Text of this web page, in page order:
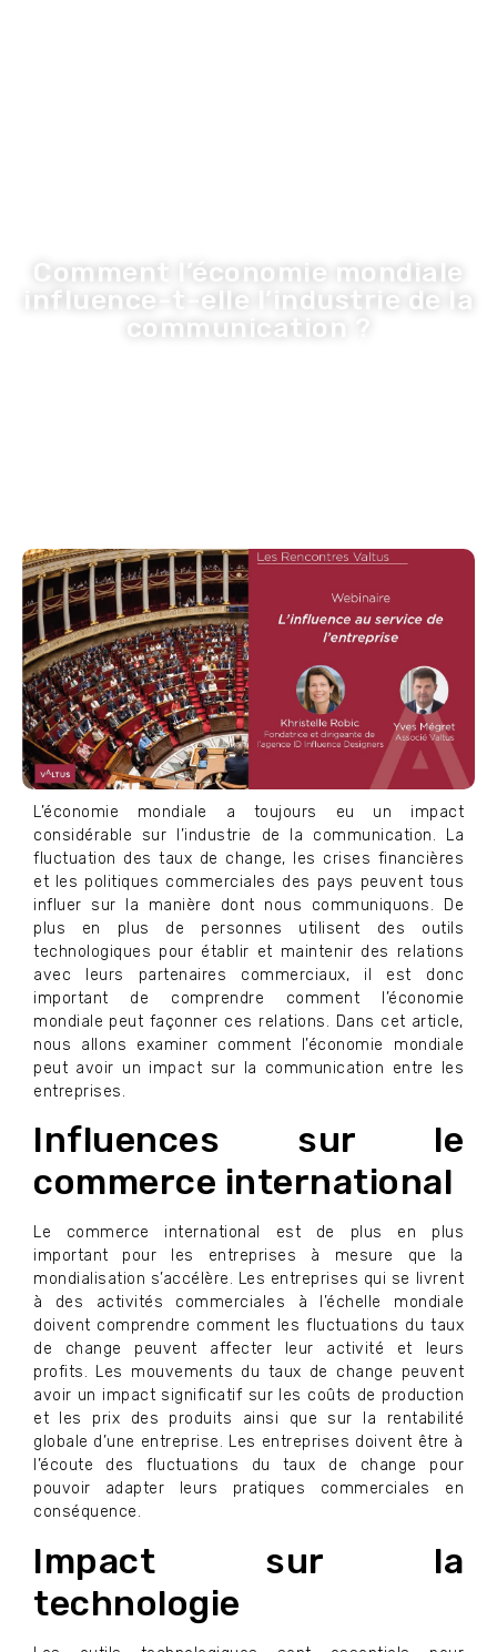
Comment l’économie mondiale
influence-t-elle l’industrie de la
communication ?
L’économie mondiale a toujours eu un impact
considérable sur l’industrie de la communication. La
fluctuation des taux de change, les crises financières
et les politiques commerciales des pays peuvent tous
influer sur la manière dont nous communiquons. De
plus en plus de personnes utilisent des outils
technologiques pour établir et maintenir des relations
avec leurs partenaires commerciaux, il est donc
important de comprendre comment l’économie
mondiale peut façonner ces relations. Dans cet article,
nous allons examiner comment l’économie mondiale
peut avoir un impact sur la communication entre les
entreprises.
Influences sur le
commerce international
Le commerce international est de plus en plus
important pour les entreprises à mesure que la
mondialisation s’accélère. Les entreprises qui se livrent
à des activités commerciales à l’échelle mondiale
doivent comprendre comment les fluctuations du taux
de change peuvent affecter leur activité et leurs
profits. Les mouvements du taux de change peuvent
avoir un impact significatif sur les coûts de production
et les prix des produits ainsi que sur la rentabilité
globale d’une entreprise. Les entreprises doivent être à
l’écoute des fluctuations du taux de change pour
pouvoir adapter leurs pratiques commerciales en
conséquence.
Impact sur la
technologie